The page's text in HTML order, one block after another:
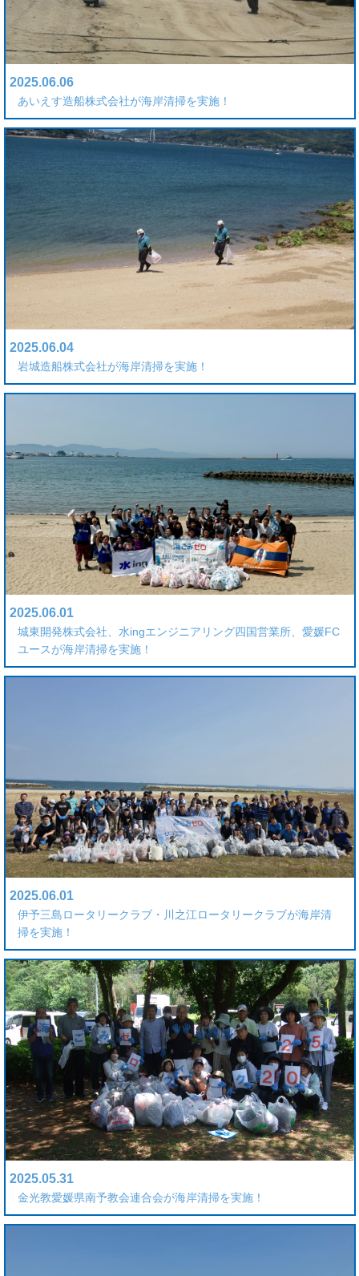
2025.06.06
あいえす造船株式会社が海岸清掃を実施！
2025.06.04
岩城造船株式会社が海岸清掃を実施！
2025.06.01
城東開発株式会社、水ingエンジニアリング四国営業所、愛媛FC
ユースが海岸清掃を実施！
2025.06.01
伊予三島ロータリークラブ・川之江ロータリークラブが海岸清
掃を実施！
2025.05.31
金光教愛媛県南予教会連合会が海岸清掃を実施！